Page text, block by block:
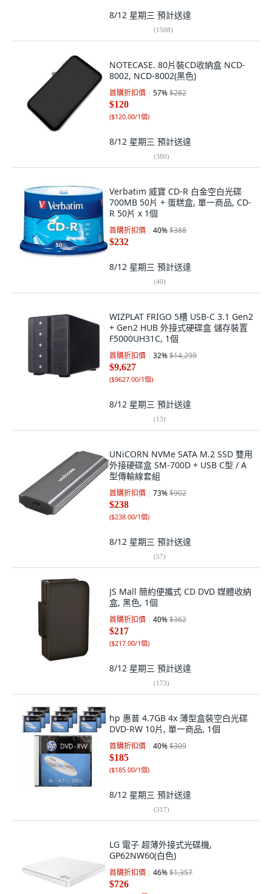
8/12 星期三 預計送達
(1508)
NOTECASE. 80片裝CD收納盒 NCD-
8002, NCD-8002(黑色)
首購折扣價 57%$282
$120
($120.00/1個)
8/12 星期三 預計送達
(380)
Verbatim 威寶 CD-R 白金空白光碟
700MB 50片 + 蛋糕盒, 單一商品, CD-
R 50片 x 1個
首購折扣價 40%$388
$232
8/12 星期三 預計送達
(40)
WIZPLAT FRIGO 5槽 USB-C 3.1 Gen2
+ Gen2 HUB 外接式硬碟盒 儲存裝置
F5000UH31C, 1個
首購折扣價 32%$14,299
$9,627
($9627.00/1個)
8/12 星期三 預計送達
(13)
UNiCORN NVMe SATA M.2 SSD 雙用
外接硬碟盒 SM-700D + USB C型 / A
型傳輸線套組
首購折扣價 73%$902
$238
($238.00/1個)
8/12 星期三 預計送達
(57)
JS Mall 簡約便攜式 CD DVD 媒體收納
盒, 黑色, 1個
首購折扣價 40%$362
$217
($217.00/1個)
8/12 星期三 預計送達
(173)
hp 惠普 4.7GB 4x 薄型盒裝空白光碟
DVD-RW 10片, 單一商品, 1個
首購折扣價 40%$309
$185
($185.00/1個)
8/12 星期三 預計送達
(317)
LG 電子 超薄外接式光碟機,
GP62NW60(白色)
首購折扣價 46%$1,357
$726